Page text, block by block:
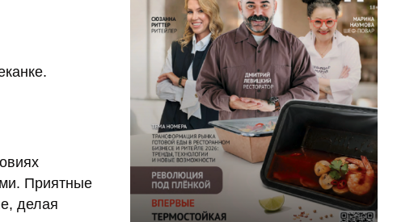
Приятные
делая